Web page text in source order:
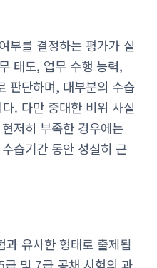
부를 결정하는 평가가 실
태도, 업무 수행 능력,
판단하며, 대부분의 수습
. 다만 중대한 비위 사실
저히 부족한 경우에는
습기간 동안 성실히 근
과 유사한 형태로 출제됩